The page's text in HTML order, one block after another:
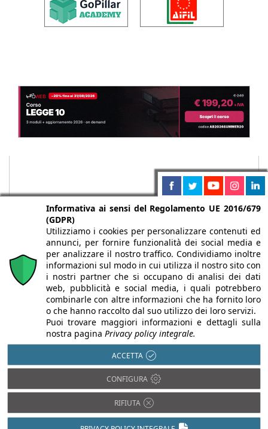
Chi siamo Autori Per la tua pubblicità
Iscriviti alla
newsletter
Infobuild è testata registrata presso il Tribunale di Milano al n° 63
dell’8/3/2013 - ISSN 2282-2267
© 2000-2026 Infoweb srl - P.IVA 13155920153 - Tutti i diritti
riservati |Privacy
Informativa ai sensi del Regolamento UE 2016/679
(GDPR)
Utilizziamo i cookies per personalizzare contenuti ed
annunci, per fornire funzionalità dei social media e
per analizzare il nostro traffico. Condividiamo inoltre
informazioni sul modo in cui utilizza il nostro sito con
i nostri partner che si occupano di analisi dei dati
web, pubblicità e social media, i quali potrebbero
combinarle con altre informazioni che ha fornito loro
o che hanno raccolto dal suo utilizzo dei loro servizi.
Puoi trovare maggiori informazioni e dettagli sulla
nostra pagina Privacy policy integrale.
ACCETTA
CONFIGURA
RIFIUTA